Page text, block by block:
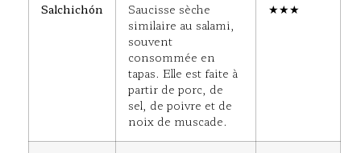
Salchichón
Saucisse sèche
similaire au salami,
souvent
consommée en
tapas. Elle est faite à
partir de porc, de
sel, de poivre et de
noix de muscade.
★★★